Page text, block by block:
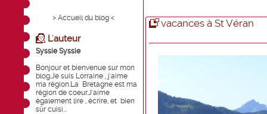
> Accueil du blog <
L'auteur
Syssie Syssie
Bonjour et bienvenue sur mon
blog.Je suis Lorraine , j'aime
ma région.La Bretagne est ma
région de coeur.J'aime
également lire , écrire, et bien
sûr cuisi...
vacances à St Véran